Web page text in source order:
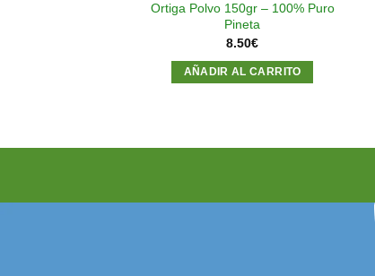
Ortiga Polvo 150gr – 100% Puro
Pineta
8.50€
AÑADIR AL CARRITO